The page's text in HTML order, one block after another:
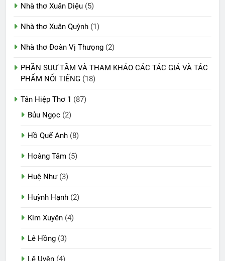
Nhà thơ Xuân Diệu (5)
Nhà thơ Xuân Quỳnh (1)
Nhà thơ Đoàn Vị Thưọng (2)
PHẦN SUƯ TẦM VÀ THAM KHẢO CÁC TÁC GIẢ VÀ TÁC
PHẨM NỔI TIẾNG (18)
Tân Hiệp Thơ 1 (87)
Bủu Ngọc (2)
Hồ Quế Anh (8)
Hoàng Tâm (5)
Huệ Như(3)
Huỳnh Hạnh (2)
Kim Xuyên (4)
Lê Hồng (3)
Lệ Uyên (4)